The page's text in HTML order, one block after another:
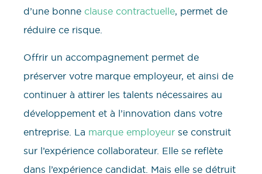
d’une bonne clause contractuelle, permet de
réduire ce risque.
Offrir un accompagnement permet de
préserver votre marque employeur, et ainsi de
continuer à attirer les talents nécessaires au
développement et à l’innovation dans votre
entreprise. La marque employeur se construit
sur l’expérience collaborateur. Elle se reflète
dans l’expérience candidat. Mais elle se détruit